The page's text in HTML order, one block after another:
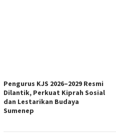
Pengurus KJS 2026–2029 Resmi
Dilantik, Perkuat Kiprah Sosial
dan Lestarikan Budaya
Sumenep